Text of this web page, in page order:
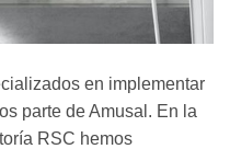
en implementar
parte de Amusal. En la
RSC hemos